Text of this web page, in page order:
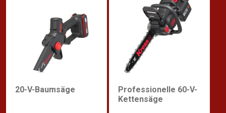
20-V-Baumsäge
Professionelle 60-V-
Kettensäge